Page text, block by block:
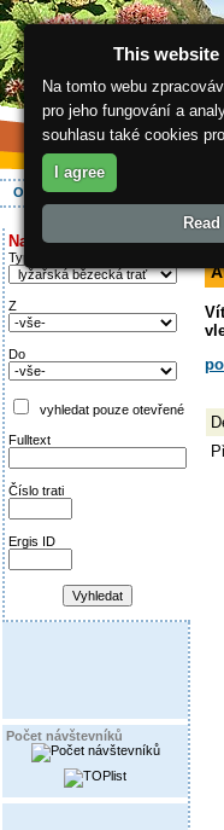
O regionu Aktivně
Najděte si:
Typ trati
Z
Do
vyhledat pouze otevřené
Fulltext
Číslo trati
Ergis ID
Počet návštevníků
This website
Na tomto webu
pro jeho fungování a
souhlasu také cookies
I agree